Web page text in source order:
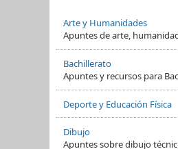
Arte y Humanidades
Apuntes de arte,
Bachillerato
Apuntes y recursos para
Deporte y Educación Física
Dibujo
Apuntes sobre dibujo